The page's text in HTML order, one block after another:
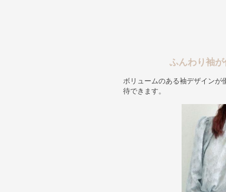
ふんわり袖
ボリュームのある袖デザインが
待できます。